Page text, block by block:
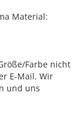
Material:
Farbe nicht
E-Mail. Wir
und uns